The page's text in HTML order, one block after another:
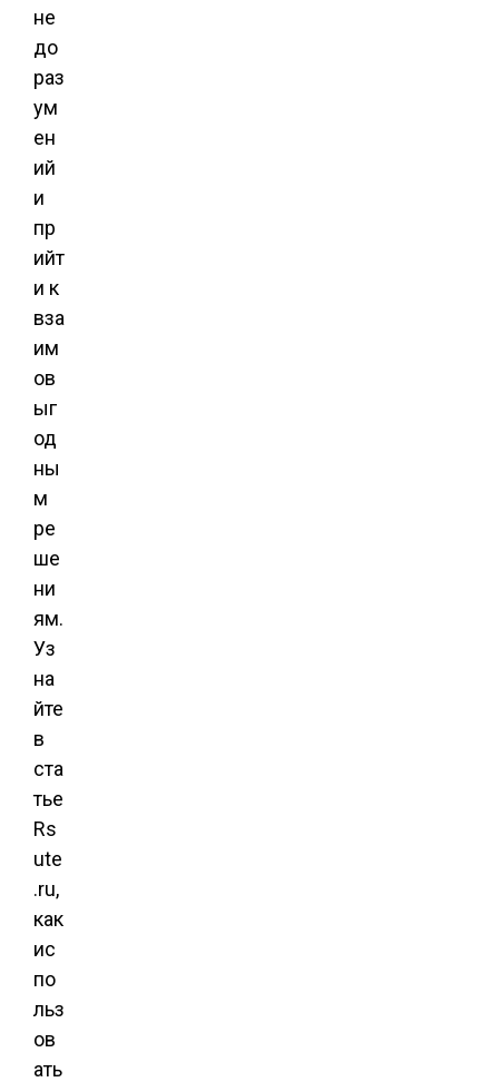
не
до
раз
ум
ен
ий
и
пр
ийт
и к
вза
им
ов
ыг
од
ны
м
ре
ше
ни
ям.
Уз
на
йте
в
ста
тье
Rs
ute
.ru,
как
ис
по
льз
ов
ать